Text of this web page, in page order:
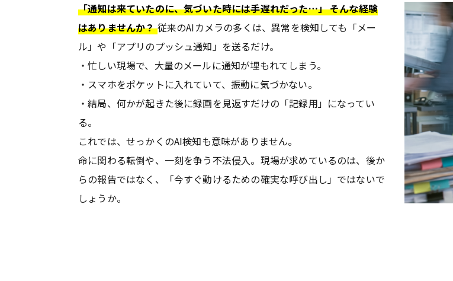
「通知は来ていたのに、気づいた時には手遅れだった…」 そんな経験
はありませんか？従来のAIカメラの多くは、異常を検知しても「メー
ル」や「アプリのプッシュ通知」を送るだけ。
・忙しい現場で、大量のメールに通知が埋もれてしまう。
・スマホをポケットに入れていて、振動に気づかない。
・結局、何かが起きた後に録画を見返すだけの「記録用」になってい
る。
これでは、せっかくのAI検知も意味がありません。
命に関わる転倒や、一刻を争う不法侵入。現場が求めているのは、後か
らの報告ではなく、「今すぐ動けるための確実な呼び出し」ではないで
しょうか。